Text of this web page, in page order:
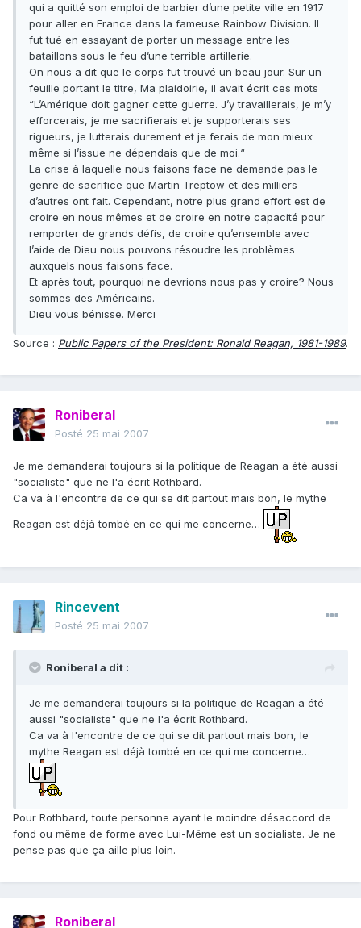
qui a quitté son emploi de barbier d’une petite ville en 1917
pour aller en France dans la fameuse Rainbow Division. Il
fut tué en essayant de porter un message entre les
bataillons sous le feu d’une terrible artillerie.
On nous a dit que le corps fut trouvé un beau jour. Sur un
feuille portant le titre, Ma plaidoirie, il avait écrit ces mots
“L’Amérique doit gagner cette guerre. J’y travaillerais, je m’y
efforcerais, je me sacrifierais et je supporterais ses
rigueurs, je lutterais durement et je ferais de mon mieux
même si l’issue ne dépendais que de moi.“
La crise à laquelle nous faisons face ne demande pas le
genre de sacrifice que Martin Treptow et des milliers
d’autres ont fait. Cependant, notre plus grand effort est de
croire en nous mêmes et de croire en notre capacité pour
remporter de grands défis, de croire qu’ensemble avec
l’aide de Dieu nous pouvons résoudre les problèmes
auxquels nous faisons face.
Et après tout, pourquoi ne devrions nous pas y croire? Nous
sommes des Américains.
Dieu vous bénisse. Merci
Source : Public Papers of the President: Ronald Reagan, 1981-1989.
Roniberal
Posté 25 mai 2007
Je me demanderai toujours si la politique de Reagan a été aussi
"socialiste" que ne l'a écrit Rothbard.
Ca va à l'encontre de ce qui se dit partout mais bon, le mythe
Reagan est déjà tombé en ce qui me concerne…
Rincevent
Posté 25 mai 2007
Roniberal a dit :
Je me demanderai toujours si la politique de Reagan a été
aussi "socialiste" que ne l'a écrit Rothbard.
Ca va à l'encontre de ce qui se dit partout mais bon, le
mythe Reagan est déjà tombé en ce qui me concerne…
Pour Rothbard, toute personne ayant le moindre désaccord de
fond ou même de forme avec Lui-Même est un socialiste. Je ne
pense pas que ça aille plus loin.
Roniberal